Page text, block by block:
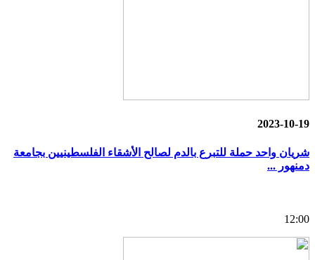
2023-10-19
شريان واحد حملة للتبرع بالدم لصالح الأشقاء الفلسطينيين بجامعة
دمنهور ...
12:00